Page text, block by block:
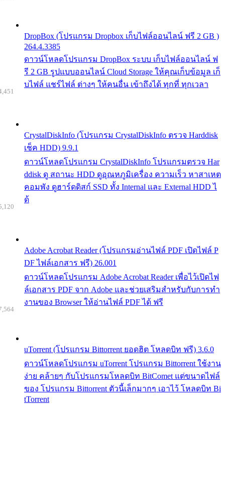
DropBox (โปรแกรม Dropbox เก็บไฟล์ออนไลน์ ฟรี 2 GB )
264.4.3385
ดาวน์โหลดโปรแกรม DropBox ระบบ เก็บไฟล์ออนไลน์ ฟ
รี 2 GB รูปแบบออนไลน์ Cloud Storage ให้คุณเก็บข้อมูล เก็
บไฟล์ แชร์ไฟล์ ต่างๆ ให้คนอื่น เข้าถึงได้ ทุกที่ ทุกเวลา
CrystalDiskInfo (โปรแกรม CrystalDiskInfo ตรวจ Harddisk
เช็ค HDD) 9.9.1
ดาวน์โหลดโปรแกรม CrystalDiskInfo โปรแกรมตรวจ Har
ddisk ดู สถานะ HDD ดูอุณหภูมิเครื่อง ความเร็ว หาสาเหต
คอมพัง ดูฮาร์ดดิสก์ SSD ทั้ง Internal และ External HDD ไ
ด้
Adobe Acrobat Reader (โปรแกรมอ่านไฟล์ PDF เปิดไฟล์ P
DF ไฟล์เอกสาร ฟรี) 26.001
ดาวน์โหลดโปรแกรม Adobe Acrobat Reader เพื่อไว้เปิดไฟ
ล์เอกสาร PDF จาก Adobe และช่วยเสริมสำหรับกับการทำ
งานของ Browser ให้อ่านไฟล์ PDF ได้ ฟรี
uTorrent (โปรแกรม Bittorrent ยอดฮิต โหลดบิท ฟรี) 3.6.0
ดาวน์โหลดโปรแกรม uTorrent โปรแกรม Bittorrent ใช้งาน
ง่าย คล้ายๆ กับโปรแกรมโหลดบิท BitComet แต่ขนาดไฟล์
ของ โปรแกรม Bittorrent ตัวนี้เล็กมากๆ เอาไว้ โหลดบิท Bi
tTorrent